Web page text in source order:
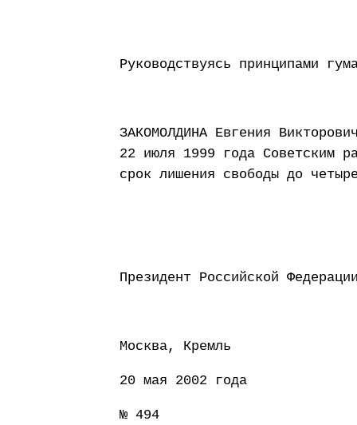
Руководствуясь принципами
ЗАКОМОЛДИНА Евгения
22 июля 1999 года Советским
срок лишения свободы до
Президент
Москва, Кремль
20 мая 2002 года
№ 494